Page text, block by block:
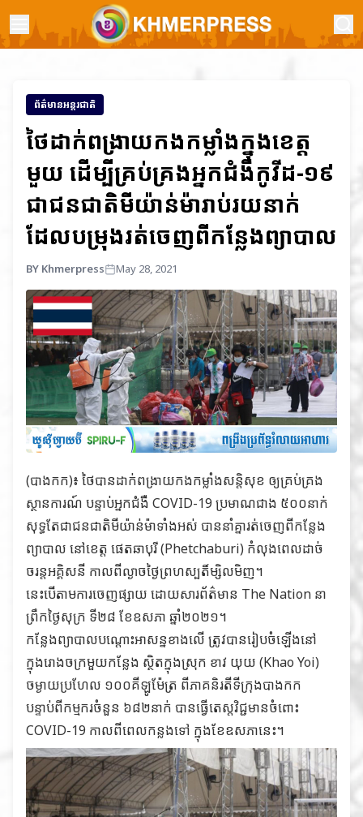
ព័ត៌មានអន្តរជាតិ
ថៃដាក់ពង្រាយកងកម្លាំងក្នុងខេត្ត
មួយ ដើម្បីគ្រប់គ្រងអ្នកជំងឺកូវីដ-១៩
ជាជនជាតិមីយ៉ាន់ម៉ារាប់រយនាក់
ដែលបម្រុងរត់ចេញពីកន្លែងព្យាបាល
BY Khmerpress May 28, 2021
(បាងកក)៖ ថៃបានដាក់ពង្រាយកងកម្លាំងសន្តិសុខ ឲ្យគ្រប់គ្រង
ស្ថានការណ៍ បន្ទាប់អ្នកជំងឺ COVID-19 ប្រមាណជាង ៥០០នាក់
សុទ្ធតែជាជនជាតិមីយ៉ាន់ម៉ាទាំងអស់ បាននាំគ្នារត់ចេញពីកន្លែង
ព្យាបាល នៅខេត្ត ផេតឆាបុរី (Phetchaburi) កំលុងពេលដាច់
ចរន្តអគ្គិសនី កាលពីល្ងាចថ្ងៃព្រហស្បតិ៍ម្សិលមិញ។
នេះបើតាមការចេញផ្សាយ ដោយសារព័ត៌មាន The Nation នា
ព្រឹកថ្ងៃសុក្រ ទី២៨ ខែឧសភា ឆ្នាំ២០២១។
កន្លែងព្យាបាលបណ្តោះអាសន្នខាងលើ ត្រូវបានរៀបចំឡើងនៅ
ក្នុងរោងចក្រមួយកន្លែង ស្ថិតក្នុងស្រុក ខាវ យុយ (Khao Yoi)
ចម្ងាយប្រហែល ១០០គីឡូម៉ែត្រ ពីភាគនិរតីទីក្រុងបាងកក
បន្ទាប់ពីកម្មករចំនួន ៦៨២នាក់ បានធ្វើតេស្តវិជ្ជមានចំពោះ
COVID-19 កាលពីពេលកន្លងទៅ ក្នុងខែឧសភានេះ។